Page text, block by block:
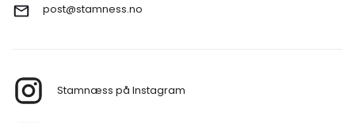
post@stamness.no
Stamnæss på Instagram